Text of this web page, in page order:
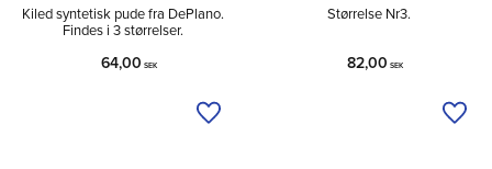
Kiled syntetisk pude fra DePlano.
Findes i 3 størrelser.
64,00 SEK
Tilføj til ønskeliste
Størrelse Nr3.
82,00 SEK